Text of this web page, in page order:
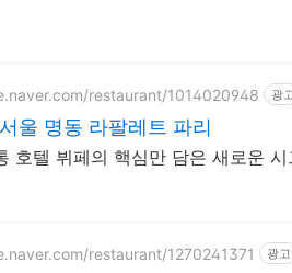
restaurant/1014020948 광
울 명동 라팔레트 파리
호텔 뷔페의 핵심만 담은 새로운
restaurant/1270241371 광고